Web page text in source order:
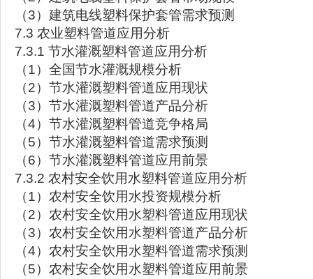
（3）建筑电线塑料保护套管需求预测
7.3 农业塑料管道应用分析
7.3.1 节水灌溉塑料管道应用分析
（1）全国节水灌溉规模分析
（2）节水灌溉塑料管道应用现状
（3）节水灌溉塑料管道产品分析
（4）节水灌溉塑料管道竞争格局
（5）节水灌溉塑料管道需求预测
（6）节水灌溉塑料管道应用前景
7.3.2 农村安全饮用水塑料管道应用分析
（1）农村安全饮用水投资规模分析
（2）农村安全饮用水塑料管道应用现状
（3）农村安全饮用水塑料管道产品分析
（4）农村安全饮用水塑料管道需求预测
（5）农村安全饮用水塑料管道应用前景